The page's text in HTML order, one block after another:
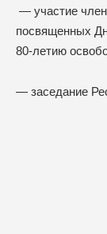
— участие
посвященных
80-летию
— заседание